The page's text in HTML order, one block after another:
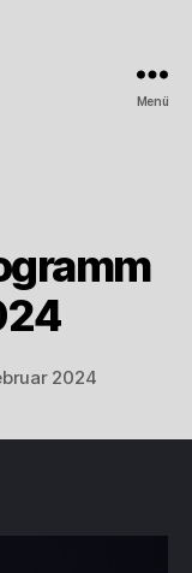
Menü
2024